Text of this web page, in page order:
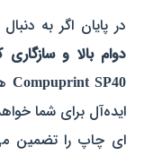
در پایان اگر به‌
Compuprint SP40
ایده‌آل برای شما
ای چاپ را تضمین